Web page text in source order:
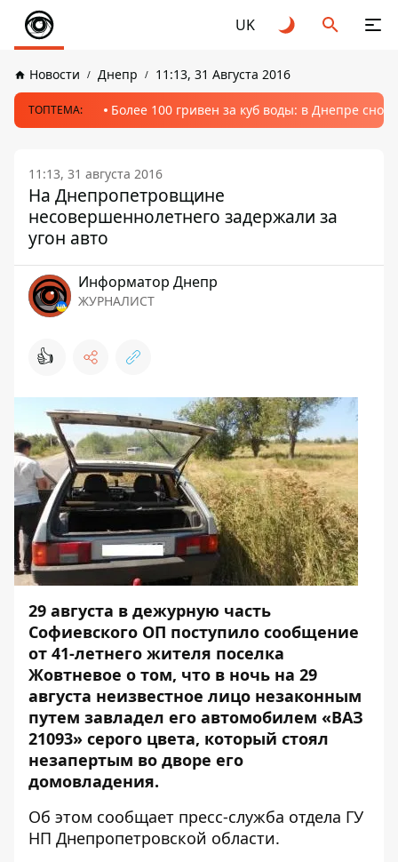
UK
Новости Днепр 11:13, 31 Августа 2016
ТОПТЕМА: Более 100 гривен за куб воды: в Днепре
11:13, 31 августа 2016
На Днепропетровщине
несовершеннолетнего задержали за
угон авто
Информатор Днепр
ЖУРНАЛИСТ
👍
29 августа в дежурную часть
Софиевского ОП поступило сообщение
от 41-летнего жителя поселка
Жовтневое о том, что в ночь на 29
августа неизвестное лицо незаконным
путем завладел его автомобилем «ВАЗ
21093» серого цвета, который стоял
незапертым во дворе его
домовладения.
Об этом сообщает пресс-служба отдела ГУ
НП Днепропетровской области.